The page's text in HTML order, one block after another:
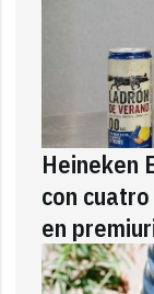
Heineken
con
en